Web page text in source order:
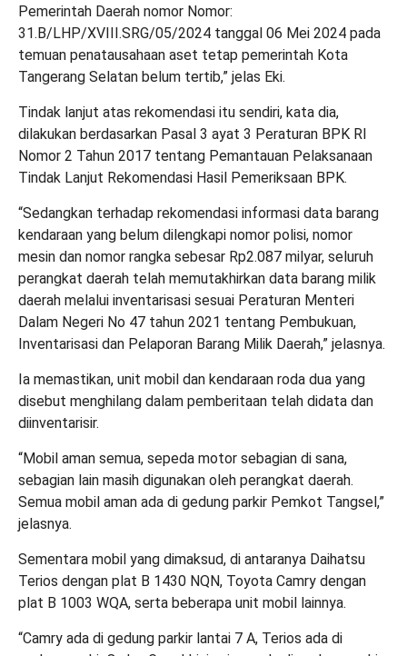
Pemerintah Daerah nomor Nomor:
31.B/LHP/XVIII.SRG/05/2024 tanggal 06 Mei 2024 pada
temuan penatausahaan aset tetap pemerintah Kota
Tangerang Selatan belum tertib,” jelas Eki.
Tindak lanjut atas rekomendasi itu sendiri, kata dia,
dilakukan berdasarkan Pasal 3 ayat 3 Peraturan BPK RI
Nomor 2 Tahun 2017 tentang Pemantauan Pelaksanaan
Tindak Lanjut Rekomendasi Hasil Pemeriksaan BPK.
“Sedangkan terhadap rekomendasi informasi data barang
kendaraan yang belum dilengkapi nomor polisi, nomor
mesin dan nomor rangka sebesar Rp2.087 milyar, seluruh
perangkat daerah telah memutakhirkan data barang milik
daerah melalui inventarisasi sesuai Peraturan Menteri
Dalam Negeri No 47 tahun 2021 tentang Pembukuan,
Inventarisasi dan Pelaporan Barang Milik Daerah,” jelasnya.
Ia memastikan, unit mobil dan kendaraan roda dua yang
disebut menghilang dalam pemberitaan telah didata dan
diinventarisir.
“Mobil aman semua, sepeda motor sebagian di sana,
sebagian lain masih digunakan oleh perangkat daerah.
Semua mobil aman ada di gedung parkir Pemkot Tangsel,”
jelasnya.
Sementara mobil yang dimaksud, di antaranya Daihatsu
Terios dengan plat B 1430 NQN, Toyota Camry dengan
plat B 1003 WQA, serta beberapa unit mobil lainnya.
“Camry ada di gedung parkir lantai 7 A, Terios ada di